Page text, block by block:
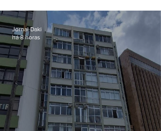
Jornal Daki
há 8 horas